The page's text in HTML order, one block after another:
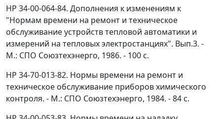
HP 34-00-064-84. Дополнения к изменениям к
"Нормам времени на ремонт и техническое
обслуживание устройств тепловой автоматики и
измерений на тепловых электростанциях". Вып.3. -
М.: СПО Союзтехэнерго, 1986. - 100 с.
HP 34-70-013-82. Нормы времени на ремонт и
техническое обслуживание приборов химического
контроля. - М.: СПО Союзтехэнерго, 1984. - 84 с.